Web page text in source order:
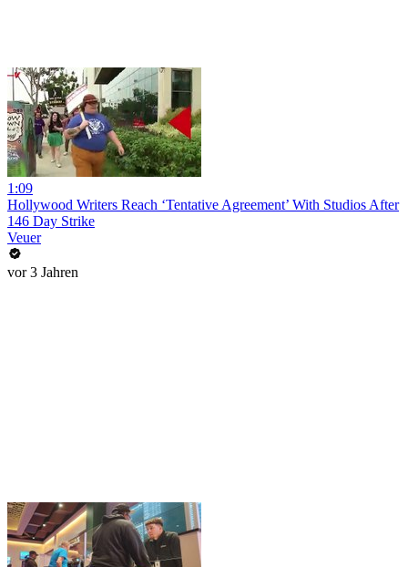
1:09
Hollywood Writers Reach ‘Tentative Agreement’ With Studios After
146 Day Strike
Veuer
vor 3 Jahren